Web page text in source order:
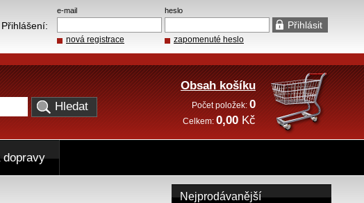
Nejprodávanější
e-mail heslo
Přihlášení:
nová registrace zapomenuté heslo
Obsah košíku
Počet položek:0
Celkem: 0,00 Kč
dopravy